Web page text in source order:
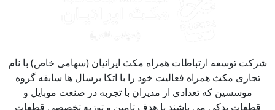
توسعه ارتباطات همراه مکث ایرانیان (سهامی خاص) با نام
مکث همراه فعالیت خود را با اتکا برسال ها سابقه گروه
موسسین که تعدادی از مدیران با تجربه در صنعت موبایل و
یدکی می باشند با هدف تامین و توزیع تخصصی قطعات